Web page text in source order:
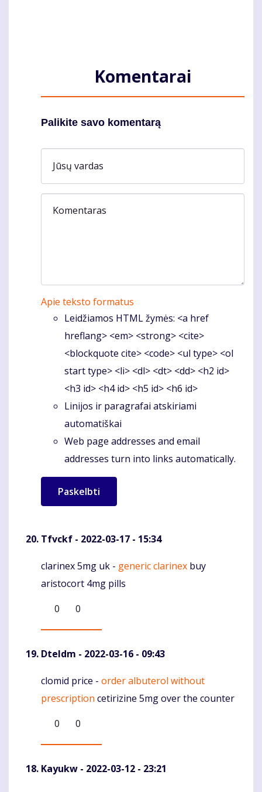
Komentarai
Palikite savo komentarą
Jūsų vardas
Komentaras
Apie teksto formatus
Leidžiamos HTML žymės: <a href
hreflang> <em> <strong> <cite>
<blockquote cite> <code> <ul type> <ol
start type> <li> <dl> <dt> <dd> <h2 id>
<h3 id> <h4 id> <h5 id> <h6 id>
Linijos ir paragrafai atskiriami
automatiškai
Web page addresses and email
addresses turn into links automatically.
Tfvckf - 2022-03-17 - 15:34
Komentaras
clarinex 5mg uk - generic clarinex buy
aristocort 4mg pills
0
0
Dteldm - 2022-03-16 - 09:43
Komentaras
clomid price - order albuterol without
prescription cetirizine 5mg over the counter
0
0
Kayukw - 2022-03-12 - 23:21